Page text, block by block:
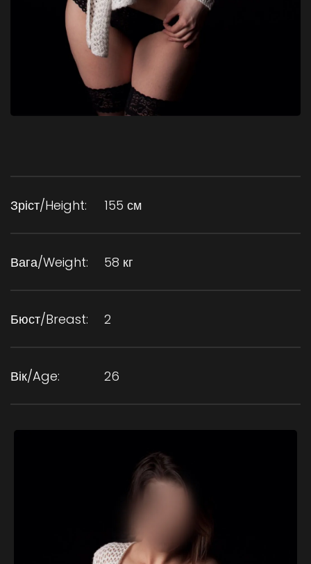
Зріст/Height: 155 см
Вага/Weight: 58 кг
Бюст/Breast: 2
Вік/Age: 26